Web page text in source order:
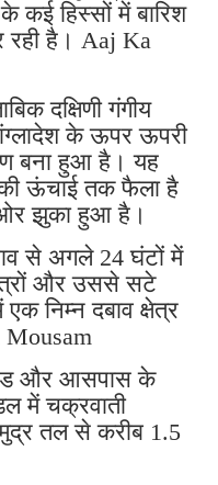
कई हिस्सों में बारिश
रही है। Aaj Ka
दक्षिणी गंगीय
के ऊपर ऊपरी
बना हुआ है। यह
ऊंचाई तक फैला है
झुका हुआ है।
से अगले 24 घंटों में
और उससे सटे
निम्न दबाव क्षेत्र
और आसपास के
में चक्रवाती
तल से करीब 1.5